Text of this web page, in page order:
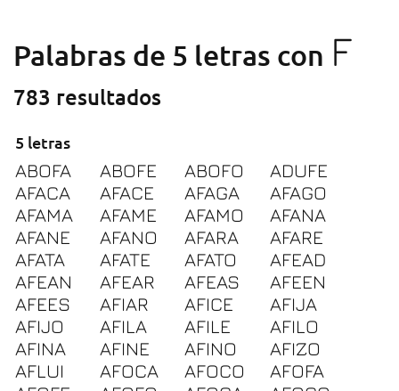
Palabras de 5 letras con F
783 resultados
5 letras
ABOFA ABOFE ABOFO
ADUFE
AFACA
AFACE AFAGA
AFAGO
AFAMA
AFAME AFAMO
AFANA
AFANE
AFANO AFARA
AFARE
AFATA
AFATE AFATO
AFEAD
AFEAN
AFEAR AFEAS
AFEEN
AFEES
AFIAR AFICE
AFIJA
AFIJO
AFILA AFILE
AFILO
AFINA
AFINE AFINO
AFIZO
AFLUI
AFOCA AFOCO
AFOFA